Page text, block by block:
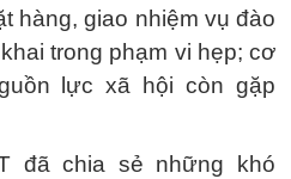
hàng, giao nhiệm vụ đào
trong phạm vi hẹp; cơ
lực xã hội còn gặp
đã chia sẻ những khó